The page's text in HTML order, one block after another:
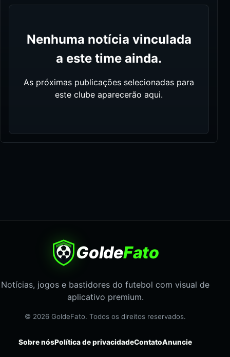
Nenhuma notícia vinculada
a este time ainda.
As próximas publicações selecionadas para
este clube aparecerão aqui.
GoldeFato
Notícias, jogos e bastidores do futebol com visual de
aplicativo premium.
© 2026 GoldeFato. Todos os direitos reservados.
Sobre nósPolítica de privacidadeContatoAnuncie